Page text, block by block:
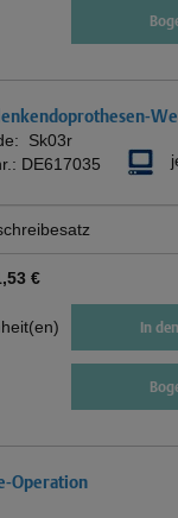
Sk03r
DE617035
€
In
Operation